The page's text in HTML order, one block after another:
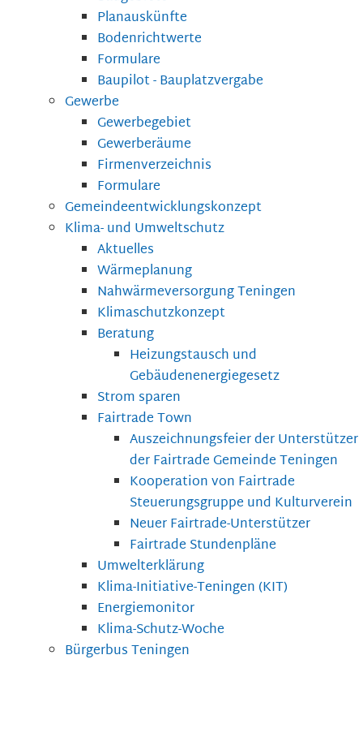
Planauskünfte
Bodenrichtwerte
Formulare
Baupilot - Bauplatzvergabe
Gewerbe
Gewerbegebiet
Gewerberäume
Firmenverzeichnis
Formulare
Gemeindeentwicklungskonzept
Klima- und Umweltschutz
Aktuelles
Wärmeplanung
Nahwärmeversorgung Teningen
Klimaschutzkonzept
Beratung
Heizungstausch und
Gebäudenenergiegesetz
Strom sparen
Fairtrade Town
Auszeichnungsfeier der Unterstützer
der Fairtrade Gemeinde Teningen
Kooperation von Fairtrade
Steuerungsgruppe und Kulturverein
Neuer Fairtrade-Unterstützer
Fairtrade Stundenpläne
Umwelterklärung
Klima-Initiative-Teningen (KIT)
Energiemonitor
Klima-Schutz-Woche
Bürgerbus Teningen